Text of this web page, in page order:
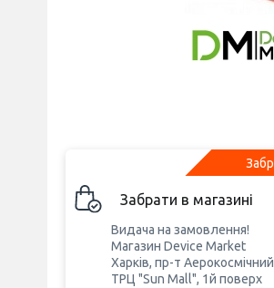
Забрати в магазині
Видача на замовлення!
Магазин Device Market
Харків, пр-т Аерокосмічний
ТРЦ "Sun Mall", 1й поверх